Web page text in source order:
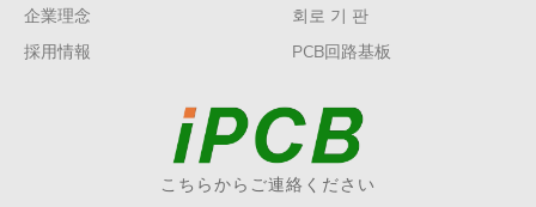
企業理念
採用情報
회로 기 판
PCB回路基板
こちらからご連絡ください